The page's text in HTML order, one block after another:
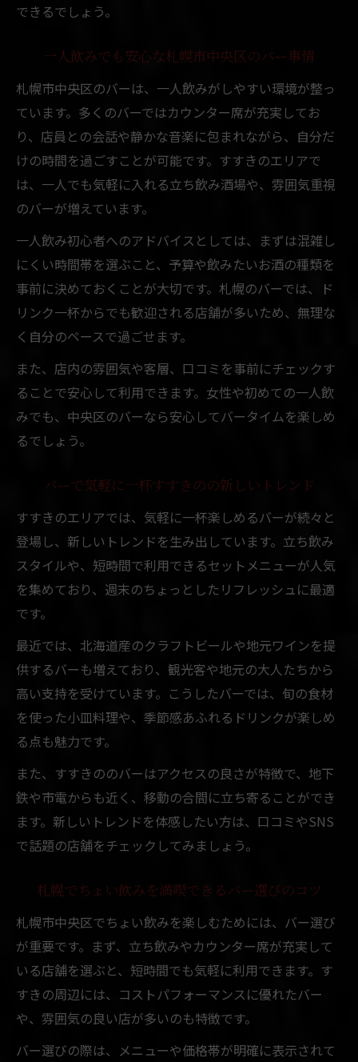
できるでしょう。
一人飲みでも安心な札幌市中央区のバー事情
札幌市中央区のバーは、一人飲みがしやすい環境が整っ
ています。多くのバーではカウンター席が充実してお
り、店員との会話や静かな音楽に包まれながら、自分だ
けの時間を過ごすことが可能です。すすきのエリアで
は、一人でも気軽に入れる立ち飲み酒場や、雰囲気重視
のバーが増えています。
一人飲み初心者へのアドバイスとしては、まずは混雑し
にくい時間帯を選ぶこと、予算や飲みたいお酒の種類を
事前に決めておくことが大切です。札幌のバーでは、ド
リンク一杯からでも歓迎される店舗が多いため、無理な
く自分のペースで過ごせます。
また、店内の雰囲気や客層、口コミを事前にチェックす
ることで安心して利用できます。女性や初めての一人飲
みでも、中央区のバーなら安心してバータイムを楽しめ
るでしょう。
バーで気軽に一杯すすきのの新しいトレンド
すすきのエリアでは、気軽に一杯楽しめるバーが続々と
登場し、新しいトレンドを生み出しています。立ち飲み
スタイルや、短時間で利用できるセットメニューが人気
を集めており、週末のちょっとしたリフレッシュに最適
です。
最近では、北海道産のクラフトビールや地元ワインを提
供するバーも増えており、観光客や地元の大人たちから
高い支持を受けています。こうしたバーでは、旬の食材
を使った小皿料理や、季節感あふれるドリンクが楽しめ
る点も魅力です。
また、すすきののバーはアクセスの良さが特徴で、地下
鉄や市電からも近く、移動の合間に立ち寄ることができ
ます。新しいトレンドを体感したい方は、口コミやSNS
で話題の店舗をチェックしてみましょう。
札幌でちょい飲みを満喫できるバー選びのコツ
札幌市中央区でちょい飲みを楽しむためには、バー選び
が重要です。まず、立ち飲みやカウンター席が充実して
いる店舗を選ぶと、短時間でも気軽に利用できます。す
すきの周辺には、コストパフォーマンスに優れたバー
や、雰囲気の良い店が多いのも特徴です。
バー選びの際は、メニューや価格帯が明確に表示されて